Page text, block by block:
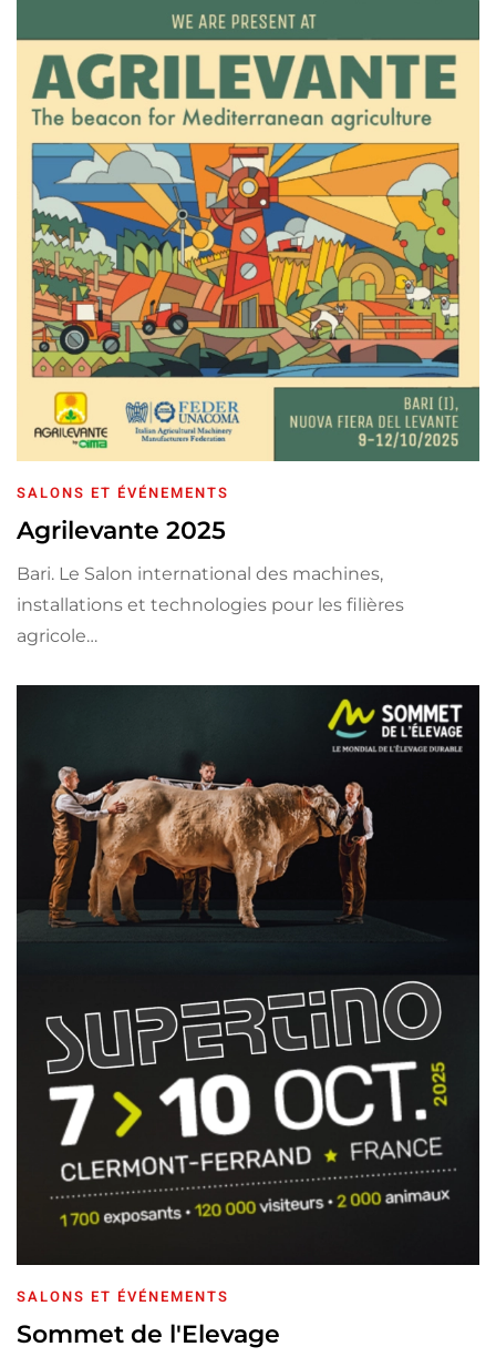
SALONS ET ÉVÉNEMENTS
Agrilevante 2025
Bari. Le Salon international des machines,
installations et technologies pour les filières
agricole…
SALONS ET ÉVÉNEMENTS
Sommet de l'Elevage